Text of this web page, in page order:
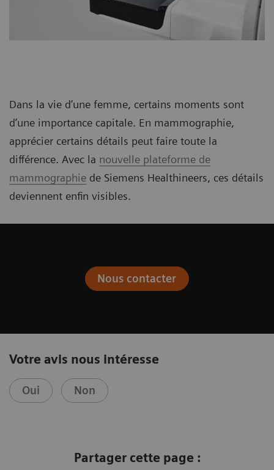
Dans la vie d’une femme, certains moments sont
d’une importance capitale. En mammographie,
apprécier certains détails peut faire toute la
différence. Avec la nouvelle plateforme de
mammographie de Siemens Healthineers, ces détails
deviennent enfin visibles.
Nous contacter
Votre avis nous intéresse
Oui Non
Partager cette page :